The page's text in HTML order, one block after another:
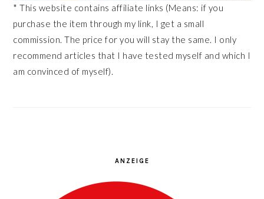
* This website contains affiliate links (Means: if you
purchase the item through my link, I get a small
commission. The price for you will stay the same. I only
recommend articles that I have tested myself and which I
am convinced of myself).
ANZEIGE